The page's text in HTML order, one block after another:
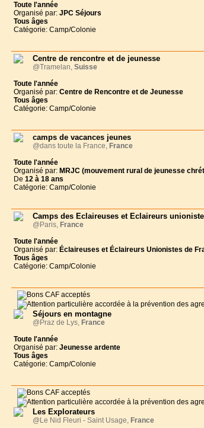
Toute l'année
Organisé par: JPC Séjours
Tous âges
Catégorie: Camp/Colonie
Centre de rencontre et de jeunesse
@Tramelan, Suisse
Toute l'année
Organisé par: Centre de Rencontre et de Jeunesse
Tous âges
Catégorie: Camp/Colonie
camps de vacances jeunes
@dans toute la France, France
Toute l'année
Organisé par: MRJC (mouvement rural de jeunesse
De 12 à 18 ans
Catégorie: Camp/Colonie
Camps des Eclaireuses et Eclaireurs
@Paris, France
Toute l'année
Organisé par: Éclaireuses et Éclaireurs Unionistes de
Tous âges
Catégorie: Camp/Colonie
Séjours en montagne
@Praz de Lys, France
Toute l'année
Organisé par: Jeunesse ardente
Tous âges
Catégorie: Camp/Colonie
Les Explorateurs
@Le Nid Fleuri - Saint Usage, France